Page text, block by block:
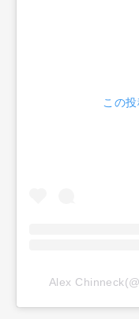
この
Alex